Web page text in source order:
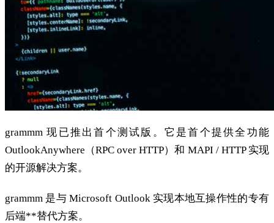
grammm 现已推出首个测试版。它是首个提供全功能
OutlookAnywhere（RPC over HTTP）和 MAPI / HTTP 实现
的开源解决方案。
grammm 是与 Microsoft Outlook 实现本地互操作性的专有
后端**替代方案。